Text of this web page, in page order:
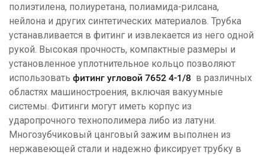
полиэтилена, полиуретана, полиамида-рилсана,
нейлона и других синтетических материалов. Трубка
устанавливается в фитинг и извлекается из него одной
рукой. Высокая прочность, компактные размеры и
установленное уплотнительное кольцо позволяют
использовать фитинг угловой 7652 4-1/8 в различных
областях машиностроения, включая вакуумные
системы. Фитинги могут иметь корпус из
ударопрочного технополимера либо из латуни.
Многозубчиковый цанговый зажим выполнен из
нержавеющей стали и надежно фиксирует трубку в